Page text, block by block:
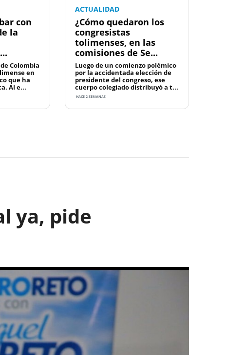
con
la
Colombia
en
que ha
Al e...
ACTUALIDAD
¿Cómo quedaron los
congresistas
tolimenses, en las
comisiones de Se...
Luego de un comienzo polémico
por la accidentada elección de
presidente del congreso, ese
cuerpo colegiado distribuyó a t...
HACE 2 SEMANAS
ya, pide